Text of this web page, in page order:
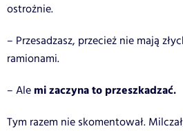
ostrożnie.
– Przesadzasz, przecież nie mają
ramionami.
– Ale mi zaczyna to przeszkadzać.
Tym razem nie skomentował.